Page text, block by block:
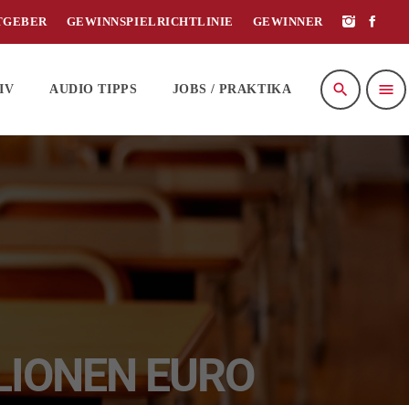
GEWINNSPIELRICHTLINIE GEWINNER
AUDIO TIPPS JOBS / PRAKTIKA search menu
EURO